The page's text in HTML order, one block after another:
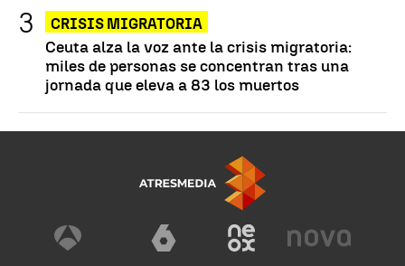
CRISIS MIGRATORIA
Ceuta alza la voz ante la crisis migratoria:
miles de personas se concentran tras una
jornada que eleva a 83 los muertos